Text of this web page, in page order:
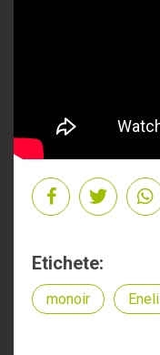
Etichete:
monoir Eneli